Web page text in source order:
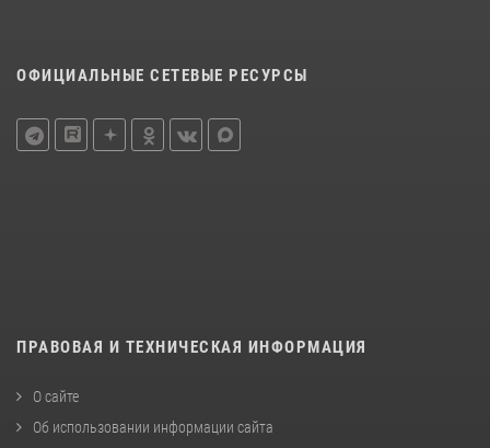
ОФИЦИАЛЬНЫЕ СЕТЕВЫЕ РЕСУРСЫ
ПРАВОВАЯ И ТЕХНИЧЕСКАЯ ИНФОРМАЦИЯ
О сайте
Об использовании информации сайта